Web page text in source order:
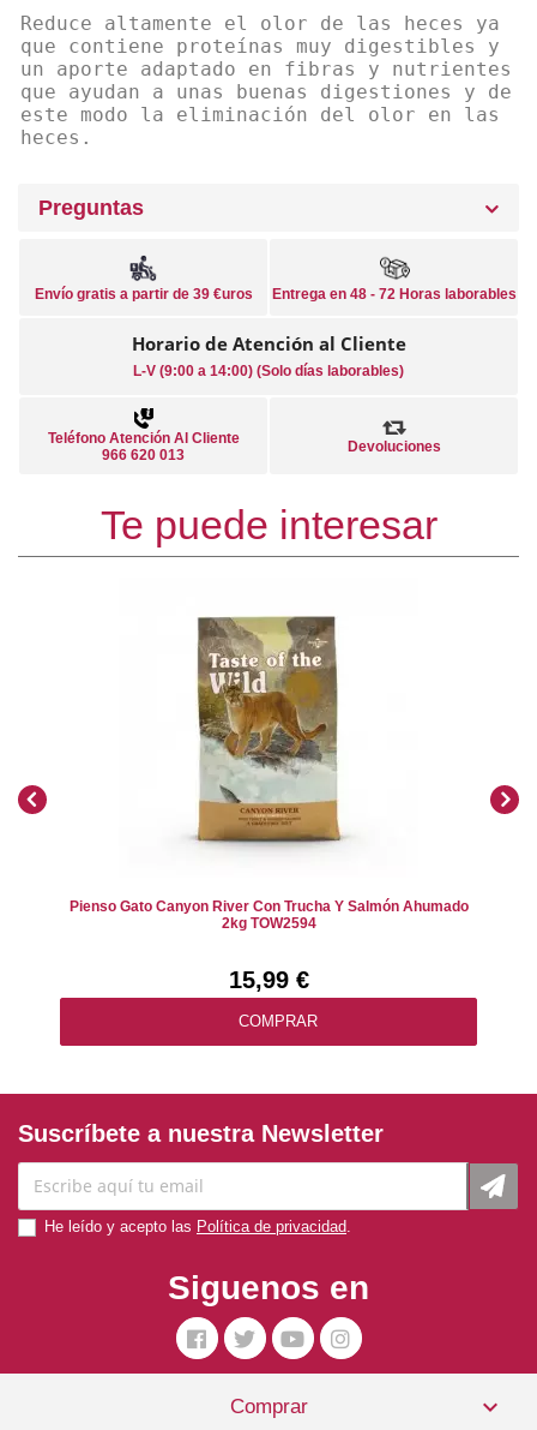
Reduce altamente el olor de las heces ya
que contiene proteínas muy digestibles y
un aporte adaptado en fibras y nutrientes
que ayudan a unas buenas digestiones y de
este modo la eliminación del olor en las
heces.
Preguntas
Envío gratis a partir de 39 €uros Entrega en 48 - 72 Horas laborables
Horario de Atención al Cliente
L-V (9:00 a 14:00) (Solo días laborables)
Teléfono Atención Al Cliente
966 620 013
Devoluciones
Te puede interesar
Pienso Gato Canyon River Con Trucha Y Salmón Ahumado
2kg TOW2594
15,99 €
COMPRAR
Pienso Gato Kitten Lata Atún 70 Gr. Applaws
Suscríbete a nuestra Newsletter
He leído y acepto las Política de privacidad
Siguenos en
Comprar 